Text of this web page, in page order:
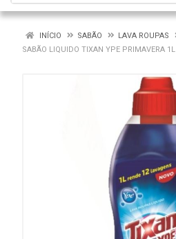
INÍCIO SABÃO
LAVA ROUPAS
SABÃO LIQUIDO TIXAN YPE PRIMAVERA 1L